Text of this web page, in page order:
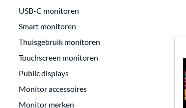
USB-C monitoren
Smart monitoren
Thuisgebruik monitoren
Touchscreen monitoren
Public displays
Monitor accessoires
Monitor merken